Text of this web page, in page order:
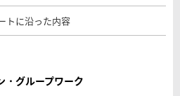
トに沿った内容
・グループワーク